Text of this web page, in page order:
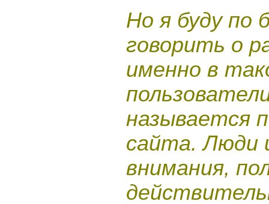
Но я буду по
говорить о
именно в
называется
сайта. Люди
внимания,